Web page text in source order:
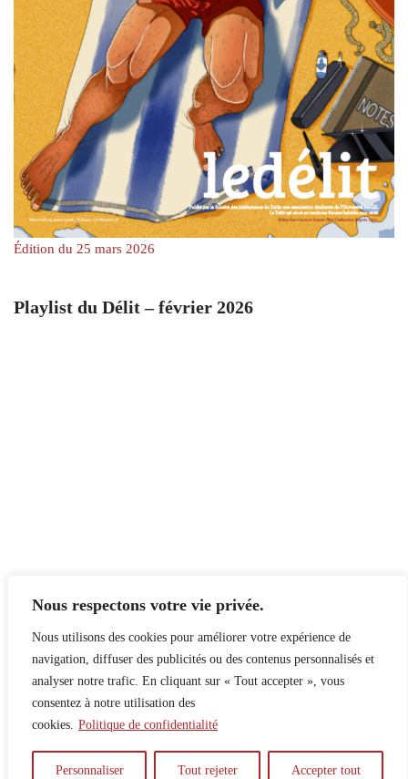
Nous respectons votre vie privée.
Nous utilisons des cookies pour améliorer votre expérience de
navigation, diffuser des publicités ou des contenus personnalisés et
analyser notre trafic. En cliquant sur « Tout accepter », vous
consentez à notre utilisation des
cookies. Politique de confidentialité
Personnaliser Tout rejeter Accepter tout
Édition du 25 mars 2026
Playlist du Délit – février 2026